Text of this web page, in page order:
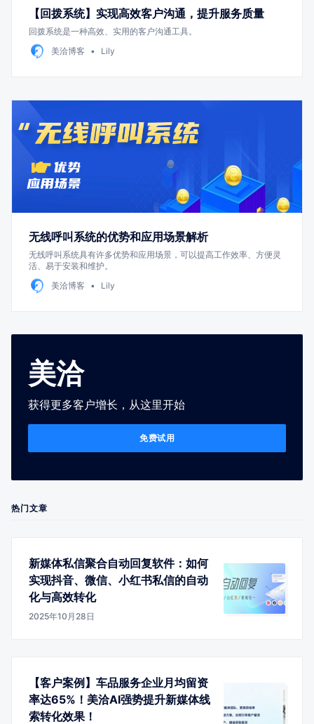
【回拨系统】实现高效客户沟通，提升服务质量
回拨系统是一种高效、实用的客户沟通工具。
美洽博客
Lily
无线呼叫系统的优势和应用场景解析
无线呼叫系统具有许多优势和应用场景，可以提高工作效率、方便灵
活、易于安装和维护。
美洽博客
Lily
美洽
获得更多客户增长，从这里开始
免费试用
热门文章
新媒体私信聚合自动回复软件：如何
实现抖音、微信、小红书私信的自动
化与高效转化
2025年10月28日
【客户案例】车品服务企业月均留资
率达65%！美洽AI强势提升新媒体线
索转化效果！